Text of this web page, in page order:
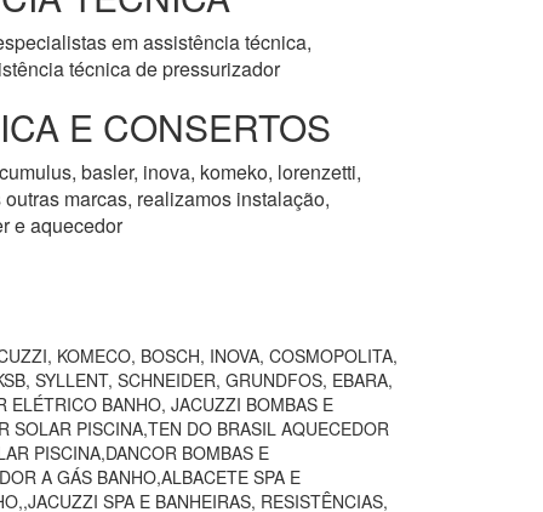
em assistência técnica,
técnica de pressurizador
E CONSERTOS
basler, inova, komeko, lorenzetti,
marcas, realizamos instalação,
e aquecedor
KOMECO, BOSCH, INOVA, COSMOPOLITA,
SYLLENT, SCHNEIDER, GRUNDFOS, EBARA,
ELÉTRICO BANHO, JACUZZI BOMBAS E
SOLAR PISCINA,TEN DO BRASIL AQUECEDOR
PISCINA,DANCOR BOMBAS E
A GÁS BANHO,ALBACETE SPA E
SPA E BANHEIRAS, RESISTÊNCIAS,